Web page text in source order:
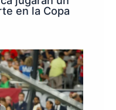
en la Copa